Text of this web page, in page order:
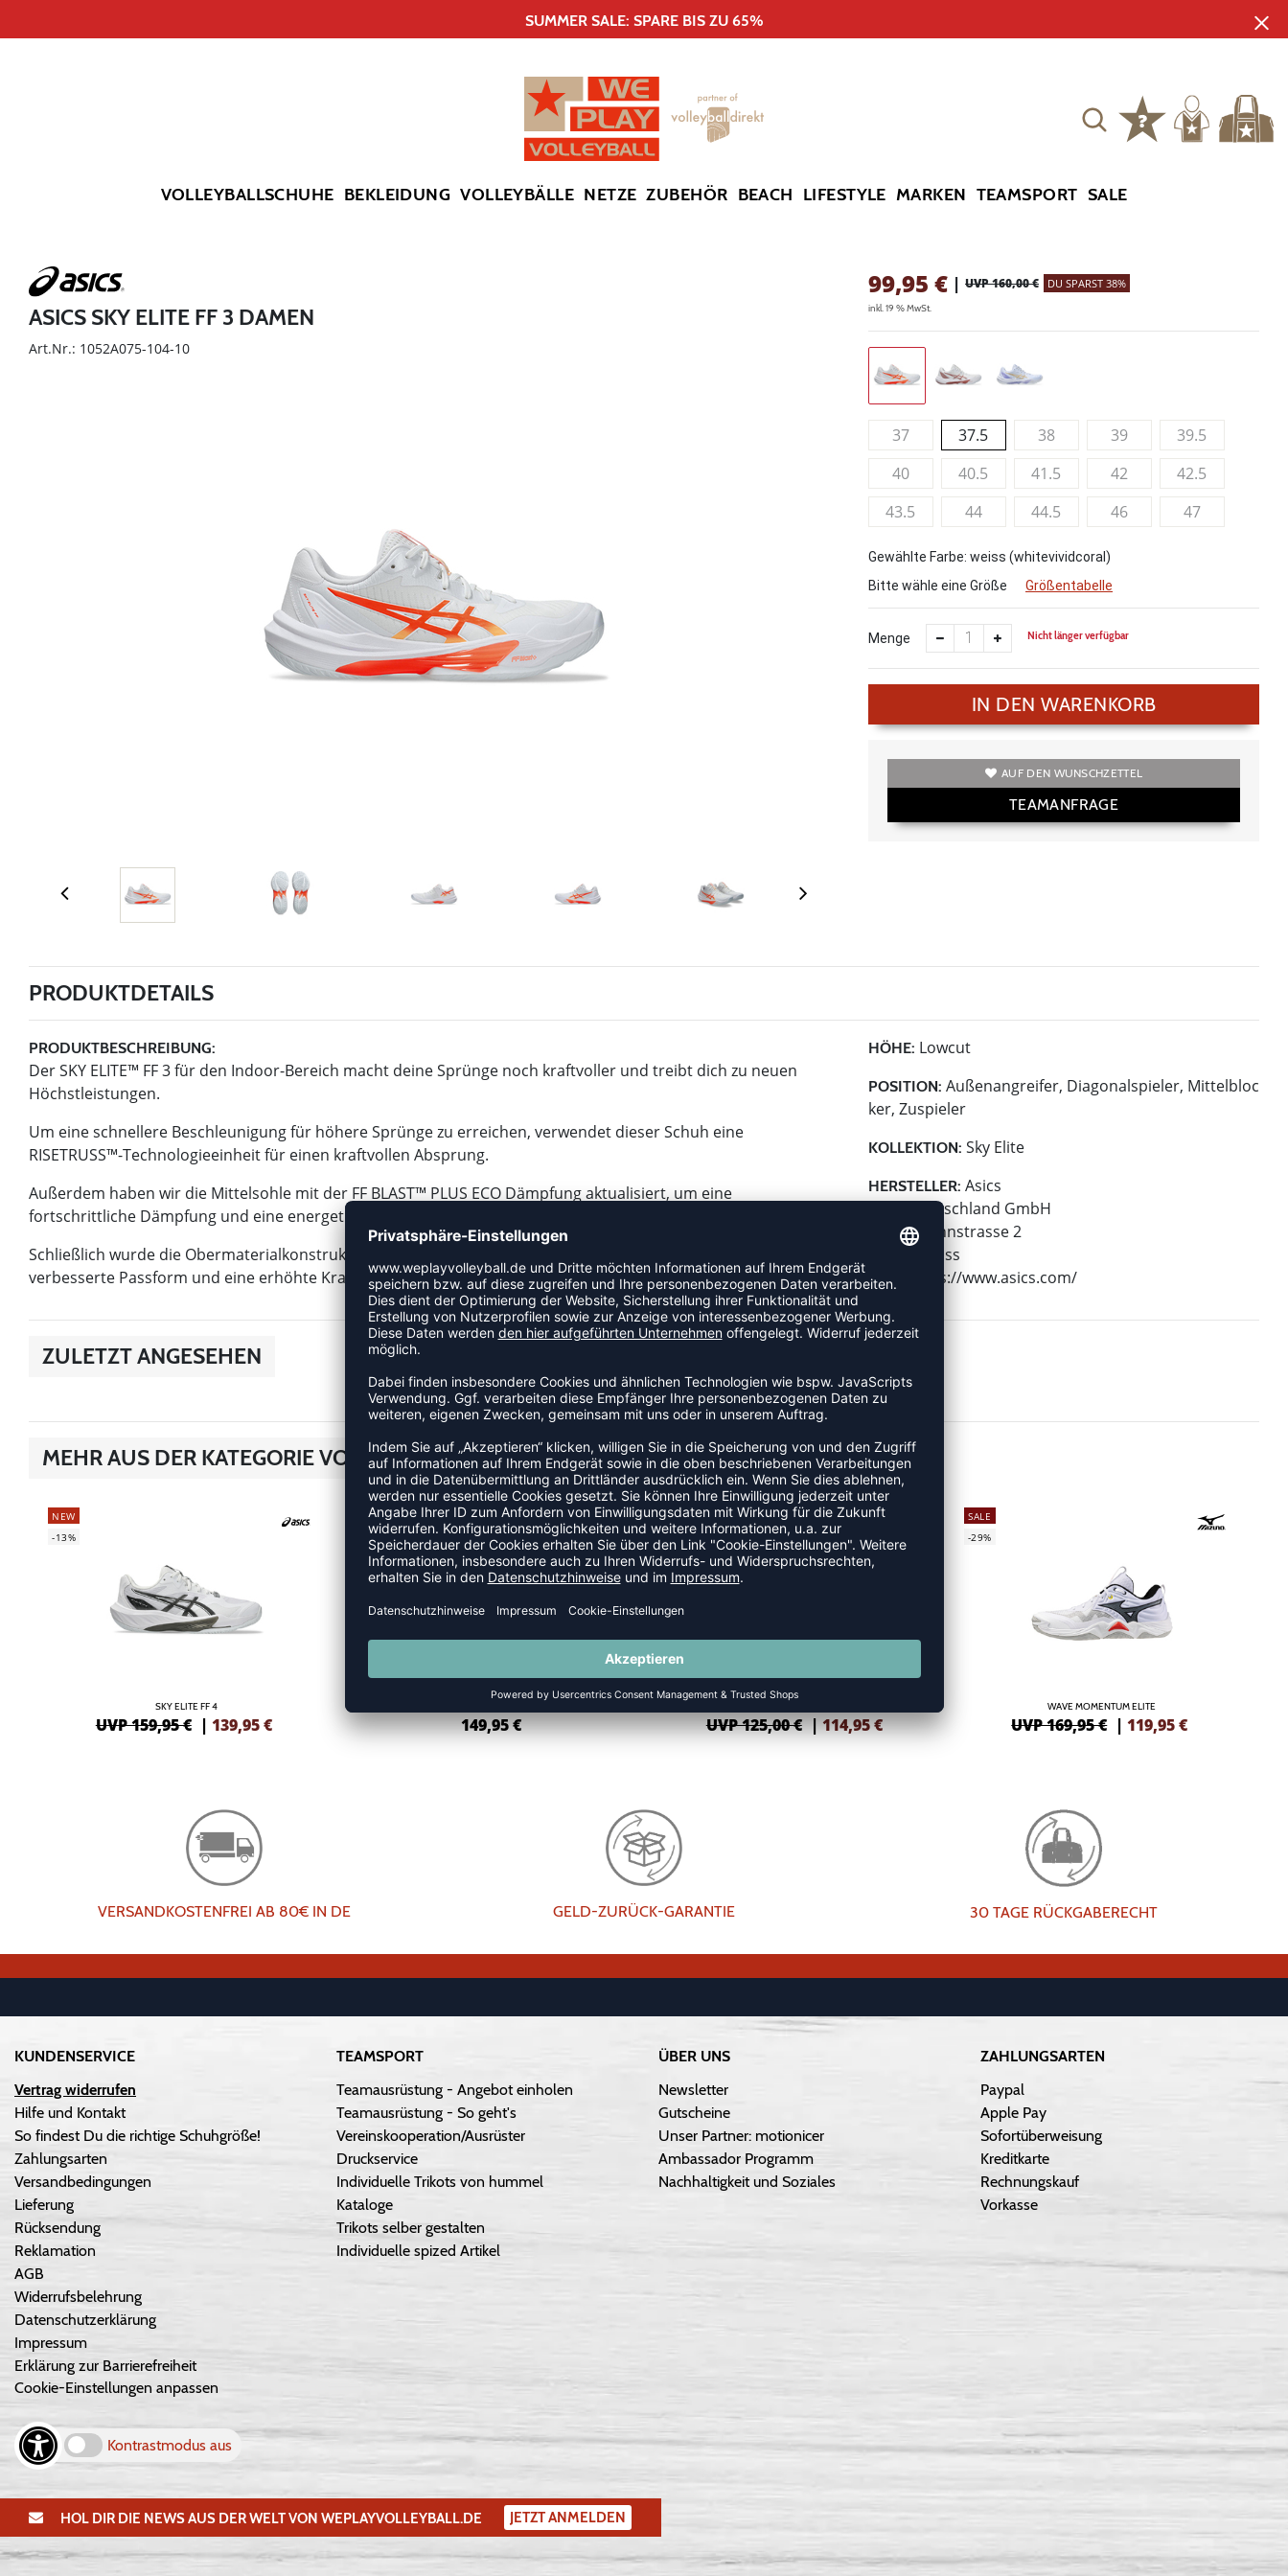
SUMMER SALE: SPARE BIS ZU 65%
VOLLEYBALLSCHUHE BEKLEIDUNG VOLLEYBÄLLE NETZE ZUBEHÖR BEACH LIFESTYLE MARKEN TEAMSPORT SALE
ASICS SKY ELITE FF 3 DAMEN
Art.Nr.: 1052A075-104-10
99,95 € | UVP 160,00 € DU SPARST 38%
inkl. 19 % MwSt.
37 37.5 38 39
39.5
40
40.5 41.5 42
42.5
43.5
44 44.5 46 47
Gewählte Farbe: weiss (whitevividcoral)
Bitte wähle eine Größe
Größentabelle
Menge Nicht länger verfügbar
IN DEN WARENKORB
AUF DEN WUNSCHZETTEL
TEAMANFRAGE
PRODUKTDETAILS
PRODUKTBESCHREIBUNG:
Der SKY ELITE™ FF 3 für den Indoor-Bereich macht deine Sprünge noch kraftvoller und treibt dich zu neuen
Höchstleistungen.​
Um eine schnellere Beschleunigung für höhere Sprünge zu erreichen, verwendet dieser Schuh eine
RISETRUSS™-Technologieeinheit für einen kraftvollen Absprung.​
Außerdem haben wir die Mittelsohle mit der FF BLAST™ PLUS ECO Dämpfung aktualisiert, um eine
fortschrittliche Dämpfung und eine energetisierte Rückfederung beim Springen zu erreichen.​
Schließlich wurde die Obermaterialkonstruktion mit mehr Halt ausgestattet, um ein stabiles Tragegefühl, eine
verbesserte Passform und eine erhöhte Krafteffizienz zu gewährleisten.
HÖHE: Lowcut
POSITION: Außenangreifer, Diagonalspieler, Mittelbloc
ker, Zuspieler
KOLLEKTION: Sky Elite
HERSTELLER: Asics
Asics Deutschland GmbH
Hansemannstrasse 2
41468 Neuss
Web: https://www.asics.com/
ZULETZT ANGESEHEN
MEHR AUS DER KATEGORIE VOLLEYBALLSCHUHE
NEW
-13%
SKY ELITE FF 4
UVP 159,95 € | 139,95€
NEW
149,95€
-8%
UVP 125,00 € |114,95€
SALE
-29%
WAVE MOMENTUM ELITE
UVP 169,95 € |119,95€
VERSANDKOSTENFREI AB 80€ IN DE GELD-ZURÜCK-GARANTIE 30 TAGE RÜCKGABERECHT
KUNDENSERVICE
Vertrag widerrufen
Hilfe und Kontakt
So findest Du die richtige Schuhgröße!
Zahlungsarten
Versandbedingungen
Lieferung
Rücksendung
Reklamation
AGB
Widerrufsbelehrung
Datenschutzerklärung
Impressum
Erklärung zur Barrierefreiheit
Cookie-Einstellungen anpassen
Kontrastmodus aus
TEAMSPORT
Teamausrüstung - Angebot einholen
Teamausrüstung - So geht's
Vereinskooperation/Ausrüster
Druckservice
Individuelle Trikots von hummel
Kataloge
Trikots selber gestalten
Individuelle spized Artikel
ÜBER UNS
Newsletter
Gutscheine
Unser Partner: motionicer
Ambassador Programm
Nachhaltigkeit und Soziales
ZAHLUNGSARTEN
Paypal
Apple Pay
Sofortüberweisung
Kreditkarte
Rechnungskauf
Vorkasse
HOL DIR DIE NEWS AUS DER WELT VON WEPLAYVOLLEYBALL.DE JETZT ANMELDEN